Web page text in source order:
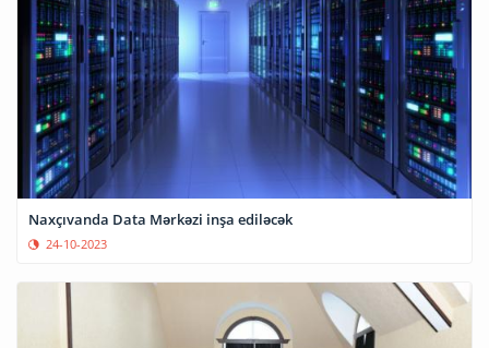
Naxçıvanda Data Mərkəzi inşa ediləcək
24-10-2023